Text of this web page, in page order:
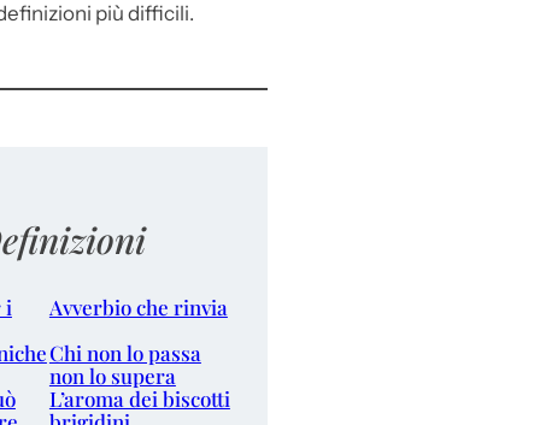
più difficili.
i
Avverbio che rinvia
Chi non lo passa
non lo supera
L’aroma dei biscotti